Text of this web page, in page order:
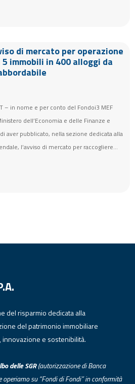
di mercato per operazione
immobili in 400 alloggi da
– in nome e per conto del Fondoi3 MEF
dell’Economia e delle Finanze e
aver pubblicato, nella sezione dedicata alla
l’avviso di mercato per raccogliere...
del risparmio dedicata alla
del patrimonio immobiliare
e sostenibilità.
delleSGR(autorizzazione di Banca
operiamo su “Fondi di Fondi” in conformità